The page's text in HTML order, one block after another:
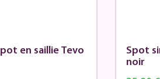
en saillie Tevo
Spot
noir